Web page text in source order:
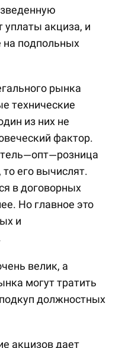
акциза, и
на подпольных
рынка
технические
из них не
фактор.
его вычислят.
в договорных
Но главное это
и
велик, а
могут тратить
должностных
акцизов дает